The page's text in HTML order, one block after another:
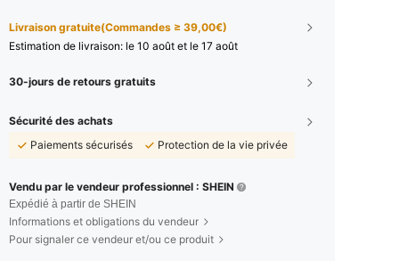
Livraison gratuite(Commandes ≥ 39,00€)
Estimation de livraison: le 10 août et le 17 août
30-jours de retours gratuits
Sécurité des achats
Paiements sécurisés
Protection de la vie privée
Vendu par le vendeur professionnel : SHEIN
Expédié à partir de SHEIN
Informations et obligations du vendeur
Pour signaler ce vendeur et/ou ce produit